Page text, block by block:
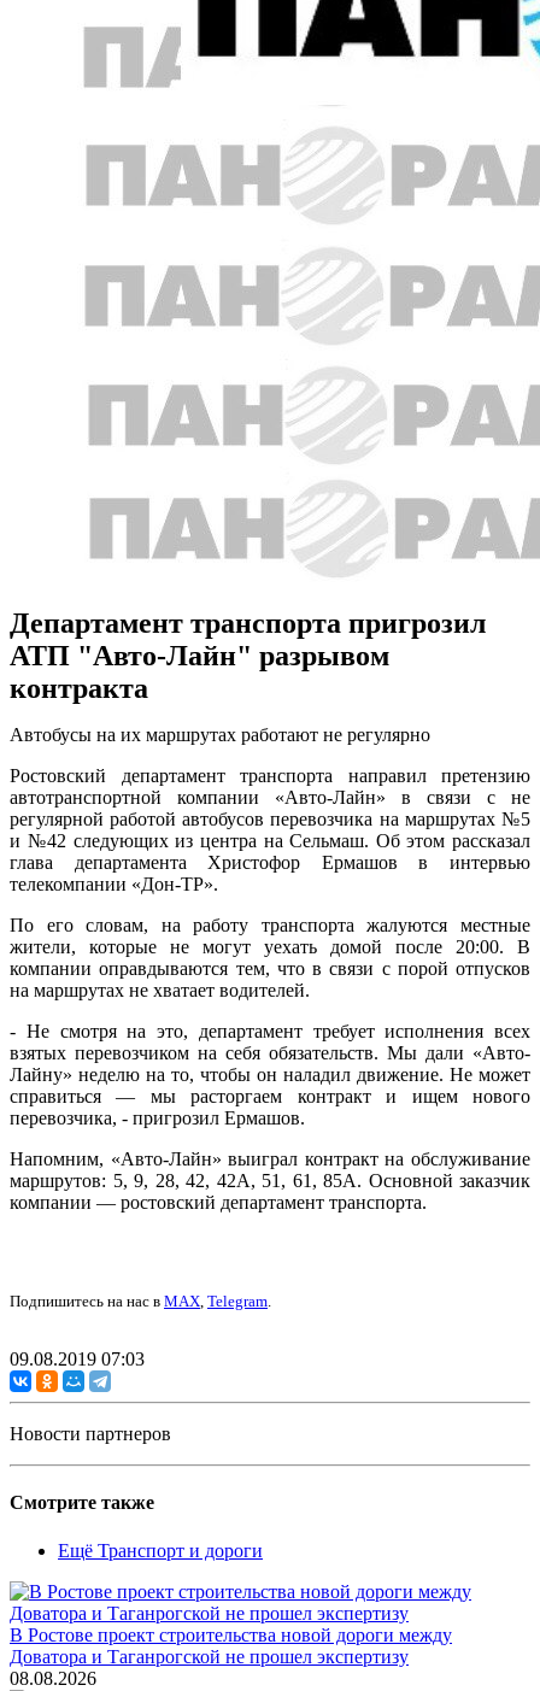
Департамент транспорта пригрозил
АТП "Авто-Лайн" разрывом
контракта
Автобусы на их маршрутах работают не регулярно
Ростовский департамент транспорта направил претензию
автотранспортной компании «Авто-Лайн» в связи с не
регулярной работой автобусов перевозчика на маршрутах №5
и №42 следующих из центра на Сельмаш. Об этом рассказал
глава департамента Христофор Ермашов в интервью
телекомпании «Дон-ТР».
По его словам, на работу транспорта жалуются местные
жители, которые не могут уехать домой после 20:00. В
компании оправдываются тем, что в связи с порой отпусков
на маршрутах не хватает водителей.
- Не смотря на это, департамент требует исполнения всех
взятых перевозчиком на себя обязательств. Мы дали «Авто-
Лайну» неделю на то, чтобы он наладил движение. Не может
справиться — мы расторгаем контракт и ищем нового
перевозчика, - пригрозил Ермашов.
Напомним, «Авто-Лайн» выиграл контракт на обслуживание
маршрутов: 5, 9, 28, 42, 42А, 51, 61, 85А. Основной заказчик
компании — ростовский департамент транспорта.
Подпишитесь на нас в MAX, Telegram.
09.08.2019 07:03
Новости партнеров
Смотрите также
Ещё Транспорт и дороги
В Ростове проект строительства новой дороги между
Доватора и Таганрогской не прошел экспертизу
08.08.2026